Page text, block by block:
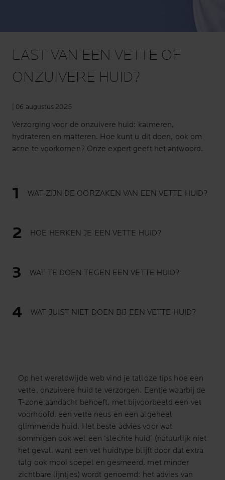
LAST VAN EEN VETTE OF
ONZUIVERE HUID?
| 06 augustus 2025
Verzorging voor de onzuivere huid: kalmeren,
hydrateren en matteren. Hoe kunt u dit doen, ook om
acne te voorkomen? Onze expert geeft het antwoord.
WAT ZIJN DE OORZAKEN VAN EEN VETTE HUID?
HOE HERKEN JE EEN VETTE HUID?
WAT TE DOEN TEGEN EEN VETTE HUID?
WAT JUIST NIET DOEN BIJ EEN VETTE HUID?
Op het wereldwijde web vind je talloze tips hoe een
vette, onzuivere huid te verzorgen. Eentje waarbij de
T-zone aandacht behoeft, met bijvoorbeeld een vet
voorhoofd, een vette neus en een algeheel
glimmende huid. Het beste advies voor wat
sommigen ook wel een ‘slechte huid’ (natuurlijk niet
het geval, want een vet huidtype blijft door dat extra
talg ook mooi soepel en gesmeerd, met minder
zichtbare lijntjes) wordt genoemd: het advies van